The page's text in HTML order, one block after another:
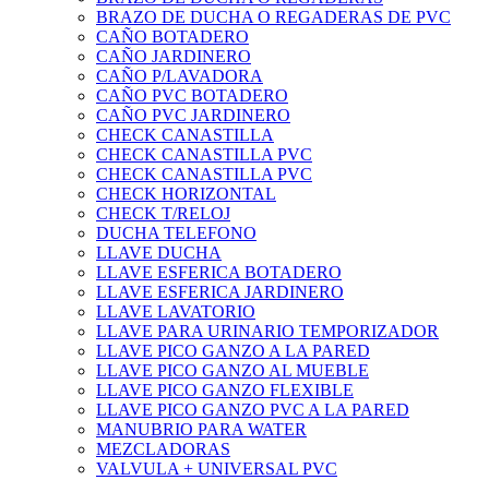
BRAZO DE DUCHA O REGADERAS DE PVC
CAÑO BOTADERO
CAÑO JARDINERO
CAÑO P/LAVADORA
CAÑO PVC BOTADERO
CAÑO PVC JARDINERO
CHECK CANASTILLA
CHECK CANASTILLA PVC
CHECK CANASTILLA PVC
CHECK HORIZONTAL
CHECK T/RELOJ
DUCHA TELEFONO
LLAVE DUCHA
LLAVE ESFERICA BOTADERO
LLAVE ESFERICA JARDINERO
LLAVE LAVATORIO
LLAVE PARA URINARIO TEMPORIZADOR
LLAVE PICO GANZO A LA PARED
LLAVE PICO GANZO AL MUEBLE
LLAVE PICO GANZO FLEXIBLE
LLAVE PICO GANZO PVC A LA PARED
MANUBRIO PARA WATER
MEZCLADORAS
VALVULA + UNIVERSAL PVC